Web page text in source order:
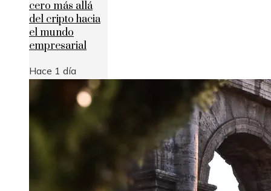
cero más allá
del cripto hacia
el mundo
empresarial
Hace 1 día